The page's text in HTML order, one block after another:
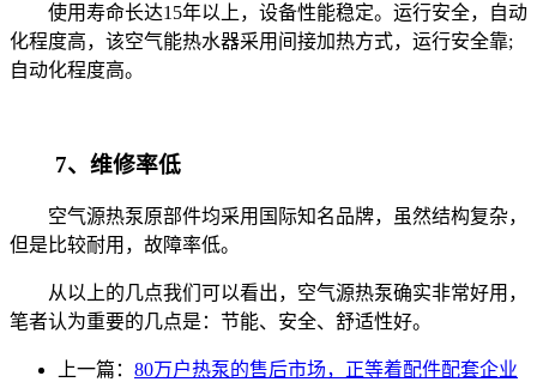
使用寿命长达15年以上，设备性能稳定。运行安全，自动
化程度高，该空气能热水器采用间接加热方式，运行安全靠;
自动化程度高。
7、维修率低
空气源热泵原部件均采用国际知名品牌，虽然结构复杂，
但是比较耐用，故障率低。
从以上的几点我们可以看出，空气源热泵确实非常好用，
笔者认为重要的几点是：节能、安全、舒适性好。
上一篇： 80万户热泵的售后市场，正等着配件配套企业